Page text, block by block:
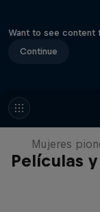
Want to see content
Continue
Películas
Mujeres